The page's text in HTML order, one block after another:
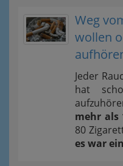
Weg
wollen
Jeder
hat
mehr als
80
es war